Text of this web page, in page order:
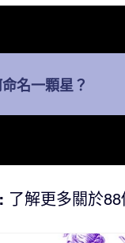
名一顆星？
了解更多關於